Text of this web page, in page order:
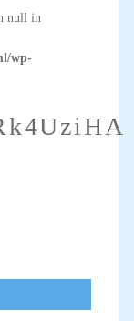
null in
wp-